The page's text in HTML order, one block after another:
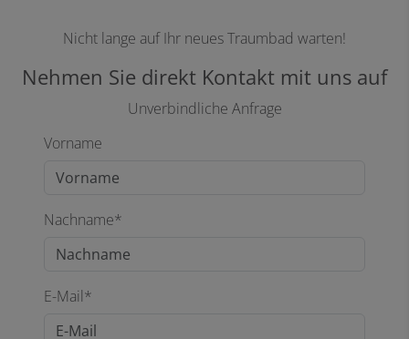
Nicht lange auf Ihr neues Traumbad warten!
Nehmen Sie direkt Kontakt mit uns auf
Unverbindliche Anfrage
Vorname
Nachname*
E-Mail*